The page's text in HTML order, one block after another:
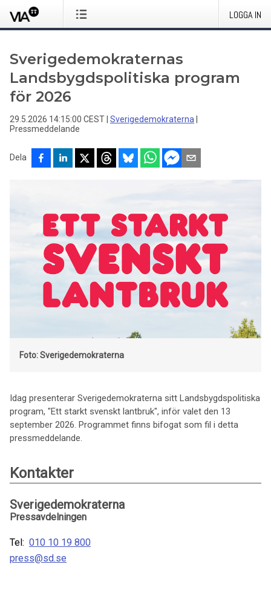
LOGGA IN
Sverigedemokraternas
Landsbygdspolitiska program
för 2026
29.5.2026 14:15:00 CEST Sverigedemokraterna
Pressmeddelande
Dela
Foto: Sverigedemokraterna
Idag presenterar Sverigedemokraterna sitt Landsbygdspolitiska
program, "Ett starkt svenskt lantbruk", inför valet den 13
september 2026. Programmet finns bifogat som fil i detta
pressmeddelande.
Kontakter
Sverigedemokraterna
Pressavdelningen
Tel: 010 10 19 800
press@sd.se